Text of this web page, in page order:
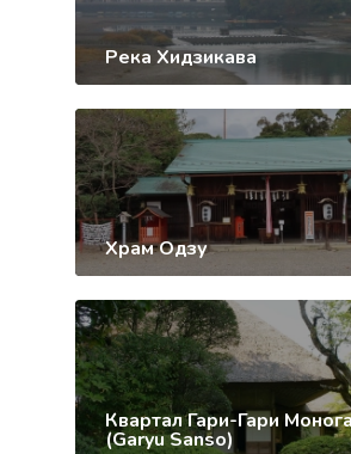
Река Хидзикава
Храм Одзу
Квартал Гари-Гари
(Garyu Sanso)